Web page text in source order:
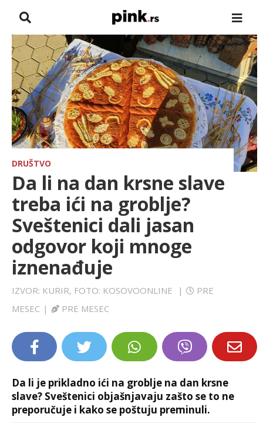
NASLOVNA
VESTI
ZADRUGA
SHOWBIZ
HRONIKA
PINKOVE ZVEZDE
ODEON
SPORT
LIFESTYLE
EXTRA
DRUŠTVO
Da li na dan krsne slave
treba ići na groblje?
Sveštenici dali jasan
odgovor koji mnoge
iznenađuje
IZVOR: KURIR, FOTO: KOSOVOONLINE |
PRE
MESEC | PRE MESEC
Da li je prikladno ići na groblje na dan krsne
slave? Sveštenici objašnjavaju zašto se to ne
preporučuje i kako se poštuju preminuli.